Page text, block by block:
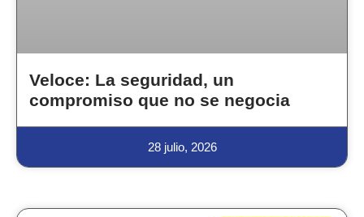
Veloce: La seguridad, un
compromiso que no se negocia
28 julio, 2026